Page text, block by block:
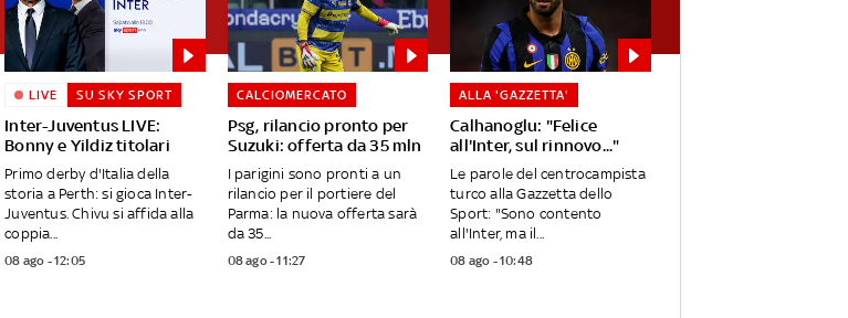
Inter-Juventus LIVE:
Bonny e Yildiz titolari
LIVE SU SKY SPORT
Primo derby d'Italia della
storia a Perth: si gioca Inter-
Juventus. Chivu si affida alla
coppia...
08 ago - 12:05
Psg, rilancio pronto per
Suzuki: offerta da 35 mln
CALCIOMERCATO
I parigini sono pronti a un
rilancio per il portiere del
Parma: la nuova offerta sarà
da 35...
08 ago - 11:27
Calhanoglu: "Felice
all'Inter, sul rinnovo..."
ALLA 'GAZZETTA'
Le parole del centrocampista
turco alla Gazzetta dello
Sport: "Sono contento
all'Inter, ma il...
08 ago - 10:48